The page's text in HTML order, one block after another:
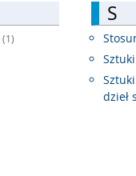
(1)
S
dzieł